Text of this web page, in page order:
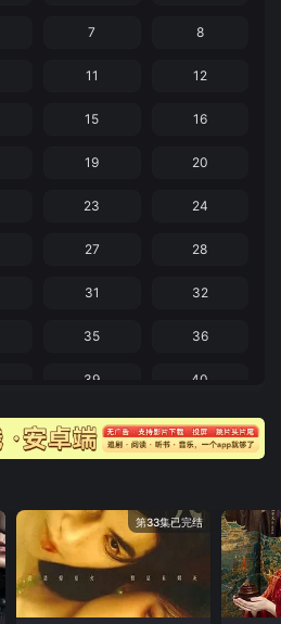
7 8
11 12
15 16
19 20
23 24
27 28
31 32
35 36
39 40
43 44
51 52
第33集已完结